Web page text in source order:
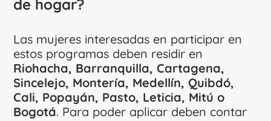
de hogar?
Las mujeres interesadas en participar en
estos programas deben residir en
Riohacha, Barranquilla, Cartagena,
Sincelejo, Montería, Medellín, Quibdó,
Cali, Popayán, Pasto, Leticia, Mitú o
Bogotá. Para poder aplicar deben contar